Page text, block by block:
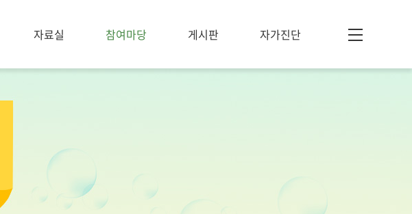
자료실 참여마당 게시판 자가진단